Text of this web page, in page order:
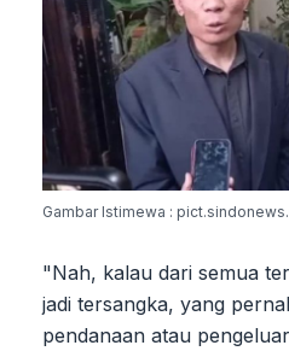
Gambar Istimewa :
"Nah, kalau dari semua
jadi tersangka, yang
pendanaan atau